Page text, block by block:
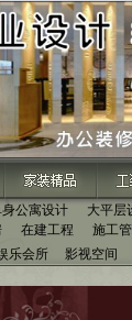
公寓设计 大平层
在建工程 施工
乐会所 影视空间